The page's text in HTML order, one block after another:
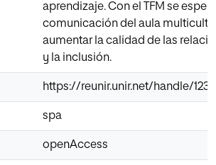
aprendizaje. Con el TFM se
comunicación del aula
aumentar la calidad de las
y la inclusión.
https://reunir.unir.net/handle/
spa
openAccess